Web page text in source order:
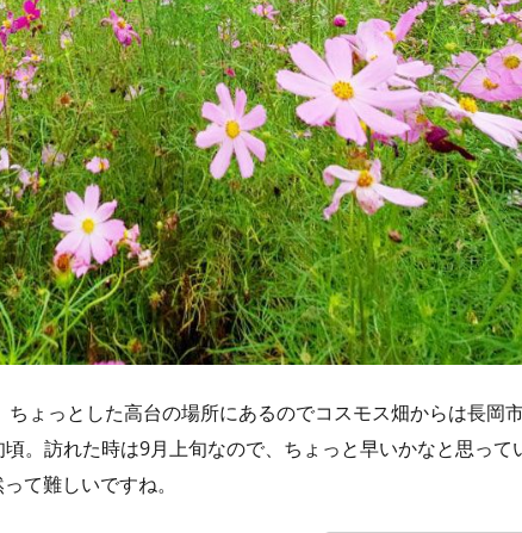
ょっとした高台の場所にあるのでコスモス畑からは長岡
。訪れた時は9月上旬なので、ちょっと早いかなと思って
て難しいですね。